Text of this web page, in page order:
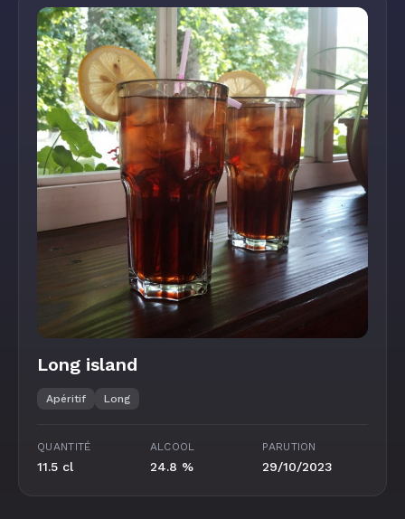
Long island
Apéritif Long
QUANTITÉ
11.5 cl
ALCOOL
24.8 %
PARUTION
29/10/2023